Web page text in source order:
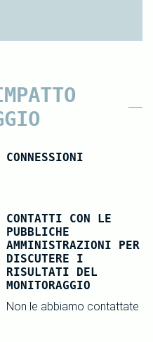
CONNESSIONI
CONTATTI CON LE
PUBBLICHE
AMMINISTRAZIONI PER
DISCUTERE I
RISULTATI DEL
MONITORAGGIO
Non le abbiamo contattate